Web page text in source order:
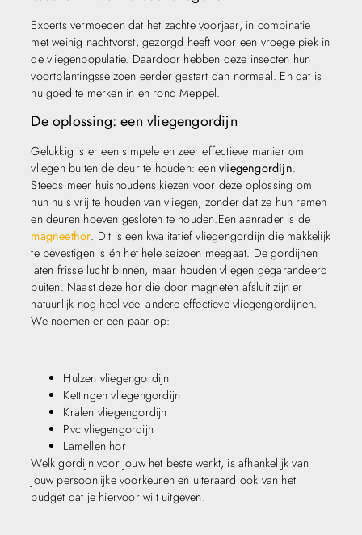
Experts vermoeden dat het zachte voorjaar, in combinatie
met weinig nachtvorst, gezorgd heeft voor een vroege piek in
de vliegenpopulatie. Daardoor hebben deze insecten hun
voortplantingsseizoen eerder gestart dan normaal. En dat is
nu goed te merken in en rond Meppel.
De oplossing: een vliegengordijn
Gelukkig is er een simpele en zeer effectieve manier om
vliegen buiten de deur te houden: een vliegengordijn.
Steeds meer huishoudens kiezen voor deze oplossing om
hun huis vrij te houden van vliegen, zonder dat ze hun ramen
en deuren hoeven gesloten te houden.Een aanrader is de
magneethor. Dit is een kwalitatief vliegengordijn die makkelijk
te bevestigen is én het hele seizoen meegaat. De gordijnen
laten frisse lucht binnen, maar houden vliegen gegarandeerd
buiten. Naast deze hor die door magneten afsluit zijn er
natuurlijk nog heel veel andere effectieve vliegengordijnen.
We noemen er een paar op:
Hulzen vliegengordijn
Kettingen vliegengordijn
Kralen vliegengordijn
Pvc vliegengordijn
Lamellen hor
Welk gordijn voor jouw het beste werkt, is afhankelijk van
jouw persoonlijke voorkeuren en uiteraard ook van het
budget dat je hiervoor wilt uitgeven.